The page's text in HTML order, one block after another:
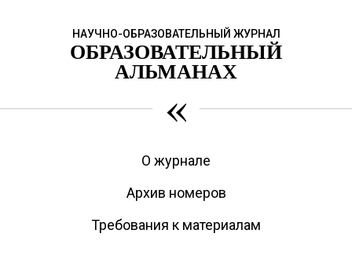
НАУЧНО-ОБРАЗОВАТЕЛЬНЫЙ ЖУРНАЛ
ОБРАЗОВАТЕЛЬНЫЙ
АЛЬМАНАХ
«
О журнале
Архив номеров
Требования к материалам